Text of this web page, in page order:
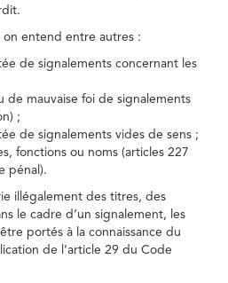
on entend entre autres :
de signalements concernant les
de mauvaise foi de signalements
;
de signalements vides de sens ;
fonctions ou noms (articles 227
pénal).
illégalement des titres, des
le cadre d’un signalement, les
portés à la connaissance du
de l’article 29 du Code